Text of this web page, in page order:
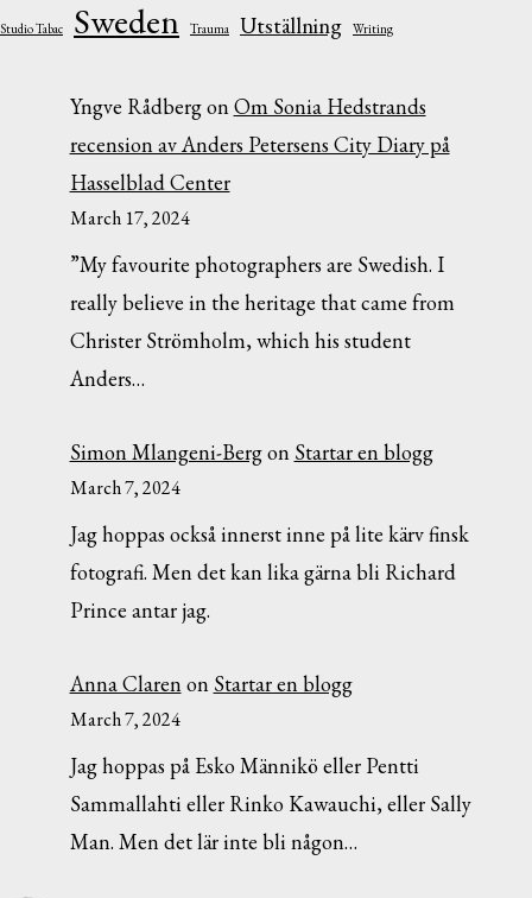
Studio Tabac Sweden Trauma Utställning Writing
Yngve RådbergonOm Sonia Hedstrands
recension av Anders Petersens City Diary på
Hasselblad Center
March 17, 2024
”My favourite photographers are Swedish. I
really believe in the heritage that came from
Christer Strömholm, which his student
Anders…
Simon Mlangeni-Bergon Startar en blogg
March 7, 2024
Jag hoppas också innerst inne på lite kärv finsk
fotografi. Men det kan lika gärna bli Richard
Prince antar jag.
Anna Clarenon Startar en blogg
March 7, 2024
Jag hoppas på Esko Männikö eller Pentti
Sammallahti eller Rinko Kawauchi, eller Sally
Man. Men det lär inte bli någon…